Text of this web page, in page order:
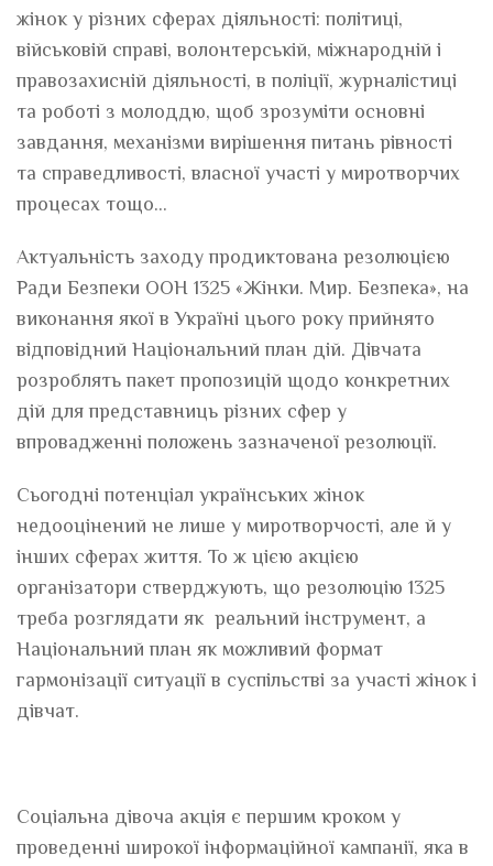
жінок у різних сферах діяльності: політиці,
військовій справі, волонтерській, міжнародній і
правозахисній діяльності, в поліції, журналістиці
та роботі з молоддю, щоб зрозуміти основні
завдання, механізми вирішення питань рівності
та справедливості, власної участі у миротворчих
процесах тощо…
Актуальність заходу продиктована резолюцією
Ради Безпеки ООН 1325 «Жінки. Мир. Безпека», на
виконання якої в Україні цього року прийнято
відповідний Національний план дій. Дівчата
розроблять пакет пропозицій щодо конкретних
дій для представниць різних сфер у
впровадженні положень зазначеної резолюції.
Сьогодні потенціал українських жінок
недооцінений не лише у миротворчості, але й у
інших сферах життя. То ж цією акцією
організатори стверджують, що резолюцію 1325
треба розглядати як реальний інструмент, а
Національний план як можливий формат
гармонізації ситуації в суспільстві за участі жінок і
дівчат.
Соціальна дівоча акція є першим кроком у
проведенні широкої інформаційної кампанії, яка в